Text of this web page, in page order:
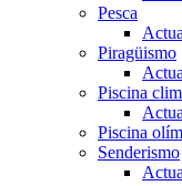
Pesca
Piragüismo
Piscina
Piscina
Senderismo